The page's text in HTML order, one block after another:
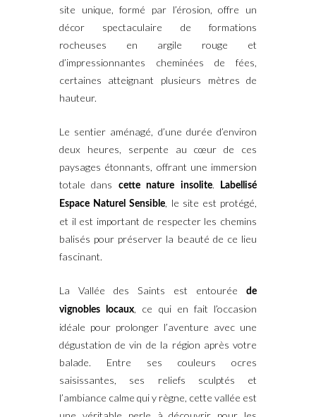
site unique, formé par l’érosion, offre un
décor spectaculaire de formations
rocheuses en argile rouge et
d’impressionnantes cheminées de fées,
certaines atteignant plusieurs mètres de
hauteur.
Le sentier aménagé, d’une durée d’environ
deux heures, serpente au cœur de ces
paysages étonnants, offrant une immersion
totale dans cette nature insolite.
Labellisé
Espace Naturel Sensible, le site est protégé,
et il est important de respecter les chemins
balisés pour préserver la beauté de ce lieu
fascinant.
La Vallée des Saints est entouréede
vignobles locaux, ce qui en fait l’occasion
idéale pour prolonger l’aventure avec une
dégustation de vin de la région après votre
balade. Entre ses couleurs ocres
saisissantes, ses reliefs sculptés et
l’ambiance calme qui y règne, cette vallée est